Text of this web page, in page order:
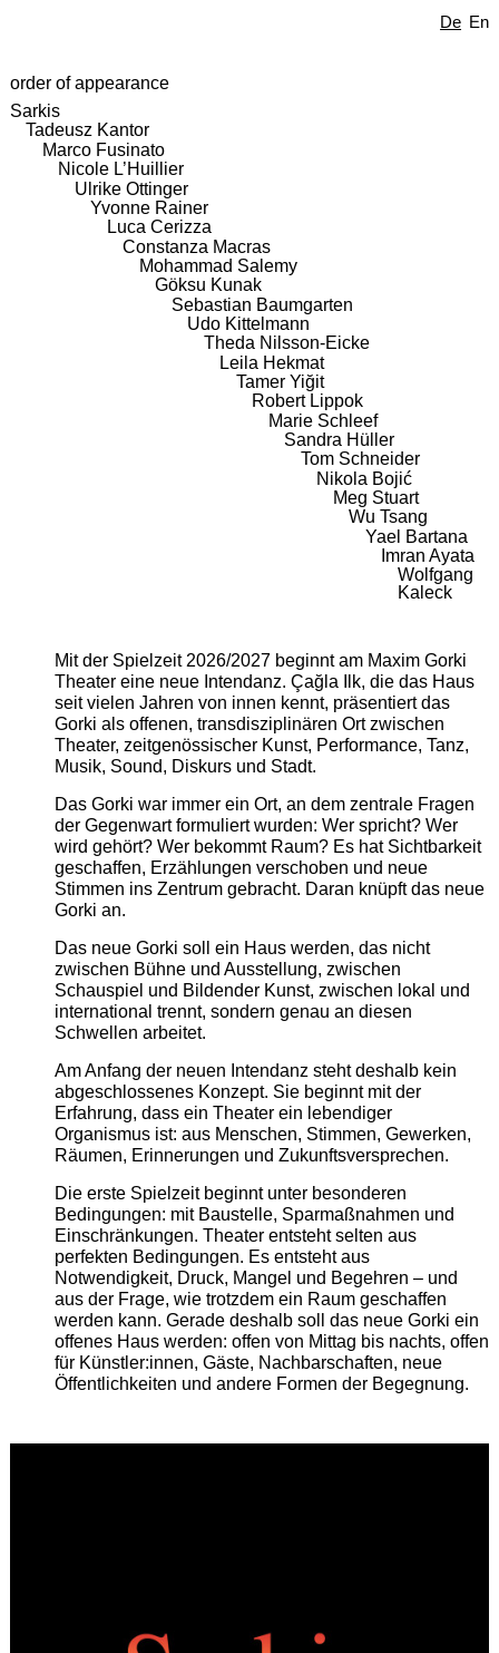
De En
order of appearance
Sarkis
Tadeusz Kantor
Marco Fusinato
Nicole L’Huillier
Ulrike Ottinger
Yvonne Rainer
Luca Cerizza
Constanza Macras
Mohammad Salemy
Göksu Kunak
Sebastian Baumgarten
Udo Kittelmann
Theda Nilsson-Eicke
Leila Hekmat
Tamer Yiğit
Robert Lippok
Marie Schleef
Sandra Hüller
Tom Schneider
Nikola Bojić
Meg Stuart
Wu Tsang
Yael Bartana
Imran Ayata
Wolfgang
Kaleck
Mit der Spielzeit 2026/2027 beginnt am Maxim Gorki
Theater eine neue Intendanz. Çağla Ilk, die das Haus
seit vielen Jahren von innen kennt, präsentiert das
Gorki als offenen, transdisziplinären Ort zwischen
Theater, zeitgenössischer Kunst, Performance, Tanz,
Musik, Sound, Diskurs und Stadt.
Das Gorki war immer ein Ort, an dem zentrale Fragen
der Gegenwart formuliert wurden: Wer spricht? Wer
wird gehört? Wer bekommt Raum? Es hat Sichtbarkeit
geschaffen, Erzählungen verschoben und neue
Stimmen ins Zentrum gebracht. Daran knüpft das neue
Gorki an.
Das neue Gorki soll ein Haus werden, das nicht
zwischen Bühne und Ausstellung, zwischen
Schauspiel und Bildender Kunst, zwischen lokal und
international trennt, sondern genau an diesen
Schwellen arbeitet.
Am Anfang der neuen Intendanz steht deshalb kein
abgeschlossenes Konzept. Sie beginnt mit der
Erfahrung, dass ein Theater ein lebendiger
Organismus ist: aus Menschen, Stimmen, Gewerken,
Räumen, Erinnerungen und Zukunftsversprechen.
Die erste Spielzeit beginnt unter besonderen
Bedingungen: mit Baustelle, Sparmaßnahmen und
Einschränkungen. Theater entsteht selten aus
perfekten Bedingungen. Es entsteht aus
Notwendigkeit, Druck, Mangel und Begehren – und
aus der Frage, wie trotzdem ein Raum geschaffen
werden kann. Gerade deshalb soll das neue Gorki ein
offenes Haus werden: offen von Mittag bis nachts, offen
für Künstler:innen, Gäste, Nachbarschaften, neue
Öffentlichkeiten und andere Formen der Begegnung.